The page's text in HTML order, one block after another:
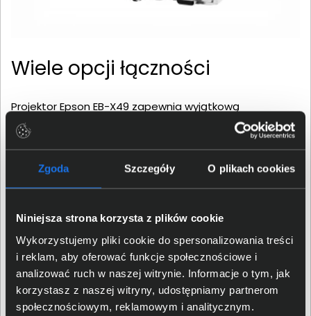
Zgoda Szczegóły O plikach cookies
Niniejsza strona korzysta z plików cookie
Wykorzystujemy pliki cookie do spersonalizowania treści
i reklam, aby oferować funkcje społecznościowe i
analizować ruch w naszej witrynie. Informacje o tym, jak
korzystasz z naszej witryny, udostępniamy partnerom
społecznościowym, reklamowym i analitycznym.
Wiele opcji łączności
Projektor Epson EB-X49 zapewnia wyjątkową
niezawodność i czas eksploatacji nawet do 12 000
godzin w trybie ekonomicznym. Projektor obsługuje
obsługuje sieć (przez złącze RJ45) i zapewnia
opcjonalną łączność bezprzewodową. Dzięki temu
przystosować na potrzeby dostępu przy użyciu
urządzeń bezprzewodowych. Dzięki automatycznej
pionowej i poziomej korekcji geometrii obrazu projektor
można bez trudu ustawiać tak, aby uniknąć
zniekształceń.